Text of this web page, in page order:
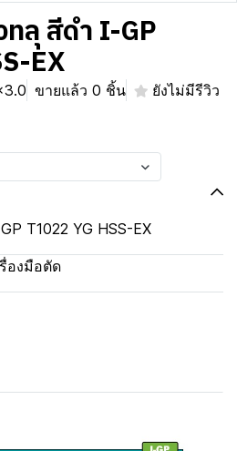
ลุ สีดำ I-GP
EX
ขายแล้ว 0 ชิ้น
ยังไม่มีรีวิว
T1022 YG HSS-EX
องมือตัด